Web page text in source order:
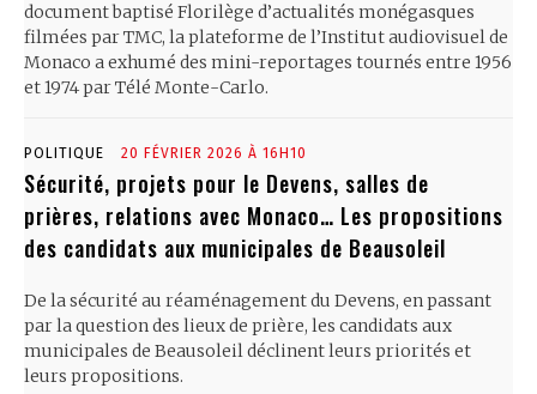
document baptisé Florilège d’actualités monégasques
filmées par TMC, la plateforme de l’Institut audiovisuel de
Monaco a exhumé des mini-reportages tournés entre 1956
et 1974 par Télé Monte-Carlo.
POLITIQUE 20 FÉVRIER 2026 À 16H10
Sécurité, projets pour le Devens, salles de
prières, relations avec Monaco… Les propositions
des candidats aux municipales de Beausoleil
De la sécurité au réaménagement du Devens, en passant
par la question des lieux de prière, les candidats aux
municipales de Beausoleil déclinent leurs priorités et
leurs propositions.